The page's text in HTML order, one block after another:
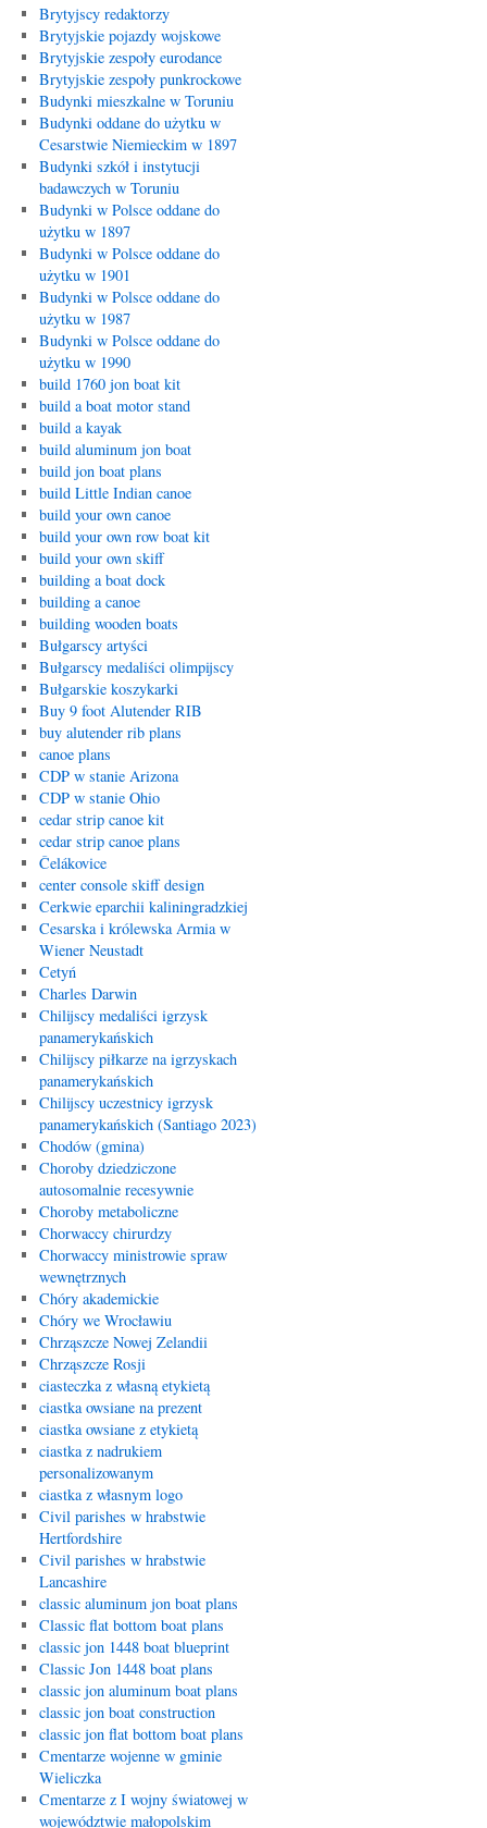
Brytyjscy redaktorzy
Brytyjskie pojazdy wojskowe
Brytyjskie zespoły eurodance
Brytyjskie zespoły punkrockowe
Budynki mieszkalne w Toruniu
Budynki oddane do użytku w
Cesarstwie Niemieckim w 1897
Budynki szkół i instytucji
badawczych w Toruniu
Budynki w Polsce oddane do
użytku w 1897
Budynki w Polsce oddane do
użytku w 1901
Budynki w Polsce oddane do
użytku w 1987
Budynki w Polsce oddane do
użytku w 1990
build 1760 jon boat kit
build a boat motor stand
build a kayak
build aluminum jon boat
build jon boat plans
build Little Indian canoe
build your own canoe
build your own row boat kit
build your own skiff
building a boat dock
building a canoe
building wooden boats
Bułgarscy artyści
Bułgarscy medaliści olimpijscy
Bułgarskie koszykarki
Buy 9 foot Alutender RIB
buy alutender rib plans
canoe plans
CDP w stanie Arizona
CDP w stanie Ohio
cedar strip canoe kit
cedar strip canoe plans
Čelákovice
center console skiff design
Cerkwie eparchii kaliningradzkiej
Cesarska i królewska Armia w
Wiener Neustadt
Cetyń
Charles Darwin
Chilijscy medaliści igrzysk
panamerykańskich
Chilijscy piłkarze na igrzyskach
panamerykańskich
Chilijscy uczestnicy igrzysk
panamerykańskich (Santiago 2023)
Chodów (gmina)
Choroby dziedziczone
autosomalnie recesywnie
Choroby metaboliczne
Chorwaccy chirurdzy
Chorwaccy ministrowie spraw
wewnętrznych
Chóry akademickie
Chóry we Wrocławiu
Chrząszcze Nowej Zelandii
Chrząszcze Rosji
ciasteczka z własną etykietą
ciastka owsiane na prezent
ciastka owsiane z etykietą
ciastka z nadrukiem
personalizowanym
ciastka z własnym logo
Civil parishes w hrabstwie
Hertfordshire
Civil parishes w hrabstwie
Lancashire
classic aluminum jon boat plans
Classic flat bottom boat plans
classic jon 1448 boat blueprint
Classic Jon 1448 boat plans
classic jon aluminum boat plans
classic jon boat construction
classic jon flat bottom boat plans
Cmentarze wojenne w gminie
Wieliczka
Cmentarze z I wojny światowej w
województwie małopolskim